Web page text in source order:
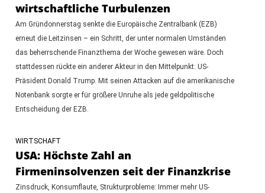
wirtschaftliche Turbulenzen
Am Gründonnerstag senkte die Europäische Zentralbank (EZB)
erneut die Leitzinsen – ein Schritt, der unter normalen Umständen
das beherrschende Finanzthema der Woche gewesen wäre. Doch
stattdessen rückte ein anderer Akteur in den Mittelpunkt: US-
Präsident Donald Trump. Mit seinen Attacken auf die amerikanische
Notenbank sorgte er für größere Unruhe als jede geldpolitische
Entscheidung der EZB.
WIRTSCHAFT
USA: Höchste Zahl an
Firmeninsolvenzen seit der Finanzkrise
Zinsdruck, Konsumflaute, Strukturprobleme: Immer mehr US-